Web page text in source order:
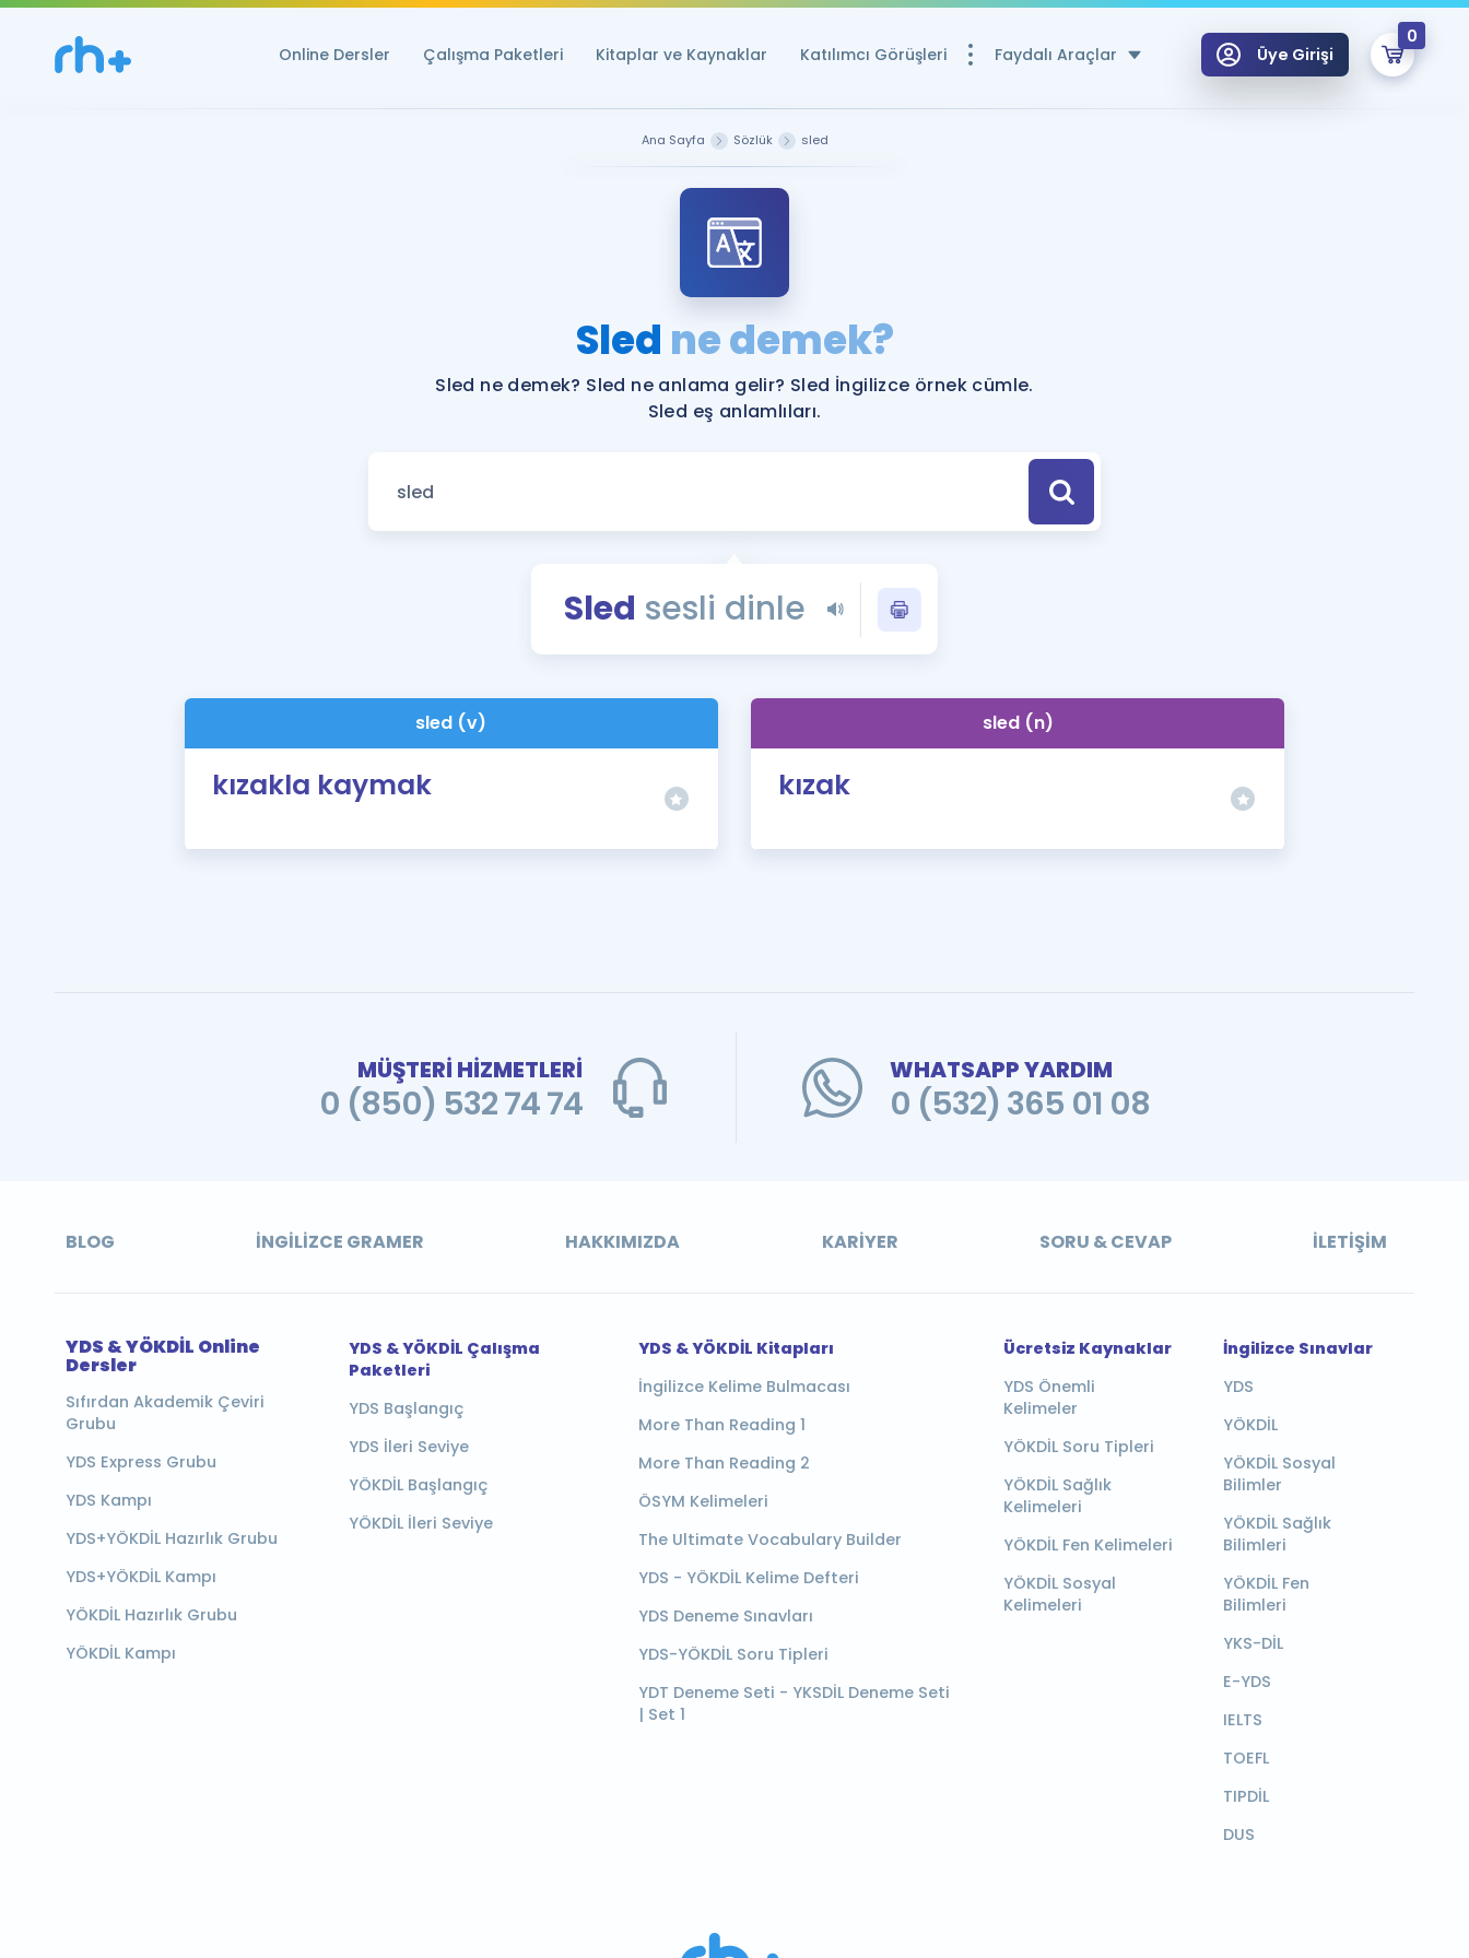
Online Dersler Çalışma Paketleri Kitaplar ve Kaynaklar Katılımcı Görüşleri Faydalı Araçlar
YDS ve YÖKDİL Puan Hesaplama Aracı
YDS ve YÖKDİL'e Hazırlananlar için Öneriler
Tüm ÖSYM Sınavları Tek Takvimde
Blog
YDS - YÖKDİL Tüm Sınavlarla İlgili Haberler
İngilizce Gramer
Üye Girişi
0
Ana Sayfa Sözlük sled
Sled ne demek?
Sled ne demek? Sled ne anlama gelir? Sled İngilizce örnek cümle.
Sled eş anlamlıları.
Sled sesli dinle
sled (v)
kızakla kaymak
sled (n)
kızak
MÜŞTERİ HİZMETLERİ
0 (850) 532 74 74
WHATSAPP YARDIM
0 (532) 365 01 08
BLOG İNGILIZCE GRAMER HAKKIMIZDA KARIYER SORU & CEVAP İLETIŞIM
YDS & YÖKDİL Online
Dersler
Sıfırdan Akademik Çeviri
Grubu
YDS Express Grubu
YDS Kampı
YDS+YÖKDİL Hazırlık Grubu
YDS+YÖKDİL Kampı
YÖKDİL Hazırlık Grubu
YÖKDİL Kampı
YDS & YÖKDİL Çalışma
Paketleri
YDS Başlangıç
YDS İleri Seviye
YÖKDİL Başlangıç
YÖKDİL İleri Seviye
YDS & YÖKDİL Kitapları
İngilizce Kelime Bulmacası
More Than Reading 1
More Than Reading 2
ÖSYM Kelimeleri
The Ultimate Vocabulary Builder
YDS - YÖKDİL Kelime Defteri
YDS Deneme Sınavları
YDS-YÖKDİL Soru Tipleri
YDT Deneme Seti - YKSDİL Deneme Seti
| Set 1
Ücretsiz Kaynaklar
YDS Önemli
Kelimeler
YÖKDİL Soru Tipleri
YÖKDİL Sağlık
Kelimeleri
YÖKDİL Fen Kelimeleri
YÖKDİL Sosyal
Kelimeleri
İngilizce Sınavlar
YDS
YÖKDİL
YÖKDİL Sosyal
Bilimler
YÖKDİL Sağlık
Bilimleri
YÖKDİL Fen
Bilimleri
YKS-DİL
E-YDS
IELTS
TOEFL
TIPDİL
DUS